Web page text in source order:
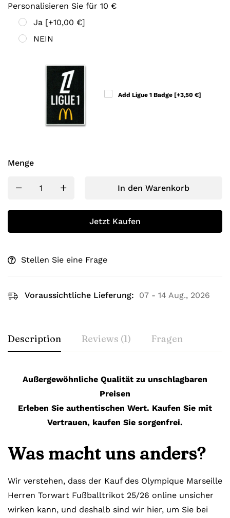
Personalisieren Sie für 10 €
Ja [+10,00 €]
NEIN
Add Ligue 1 Badge [+3,50 €]
Menge
In den Warenkorb
Jetzt Kaufen
Stellen Sie eine Frage
Voraussichtliche Lieferung: 07 - 14 Aug., 2026
Description Reviews (1) Fragen
Außergewöhnliche Qualität zu unschlagbaren
Preisen
Erleben Sie authentischen Wert. Kaufen Sie mit
Vertrauen, kaufen Sie sorgenfrei.
Was macht uns anders?
Wir verstehen, dass der Kauf des Olympique Marseille
Herren Torwart Fußballtrikot 25/26 online unsicher
wirken kann, und deshalb sind wir hier, um Sie bei